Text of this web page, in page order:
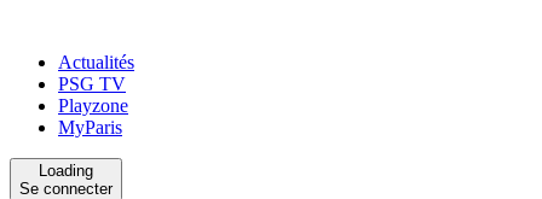
Actualités
PSG TV
Playzone
MyParis
Loading
Se connecter